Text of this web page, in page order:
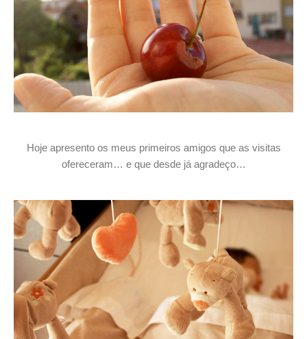
Hoje apresento os meus primeiros amigos que as visitas
ofereceram… e que desde já agradeço…